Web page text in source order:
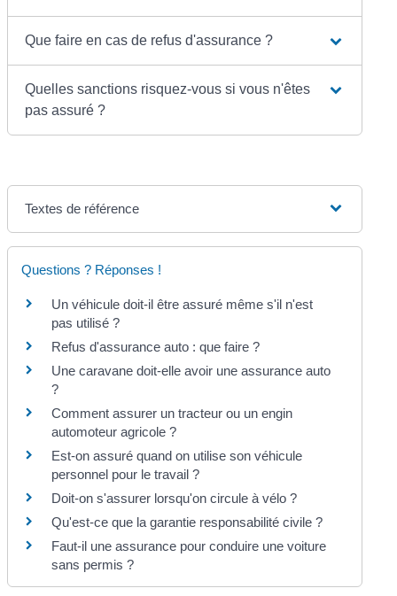
Que faire en cas de refus d'assurance ?
Quelles sanctions risquez-vous si vous n'êtes
pas assuré ?
Textes de référence
Questions ? Réponses !
Un véhicule doit-il être assuré même s'il n'est
pas utilisé ?
Refus d'assurance auto : que faire ?
Une caravane doit-elle avoir une assurance auto
?
Comment assurer un tracteur ou un engin
automoteur agricole ?
Est-on assuré quand on utilise son véhicule
personnel pour le travail ?
Doit-on s'assurer lorsqu'on circule à vélo ?
Qu'est-ce que la garantie responsabilité civile ?
Faut-il une assurance pour conduire une voiture
sans permis ?